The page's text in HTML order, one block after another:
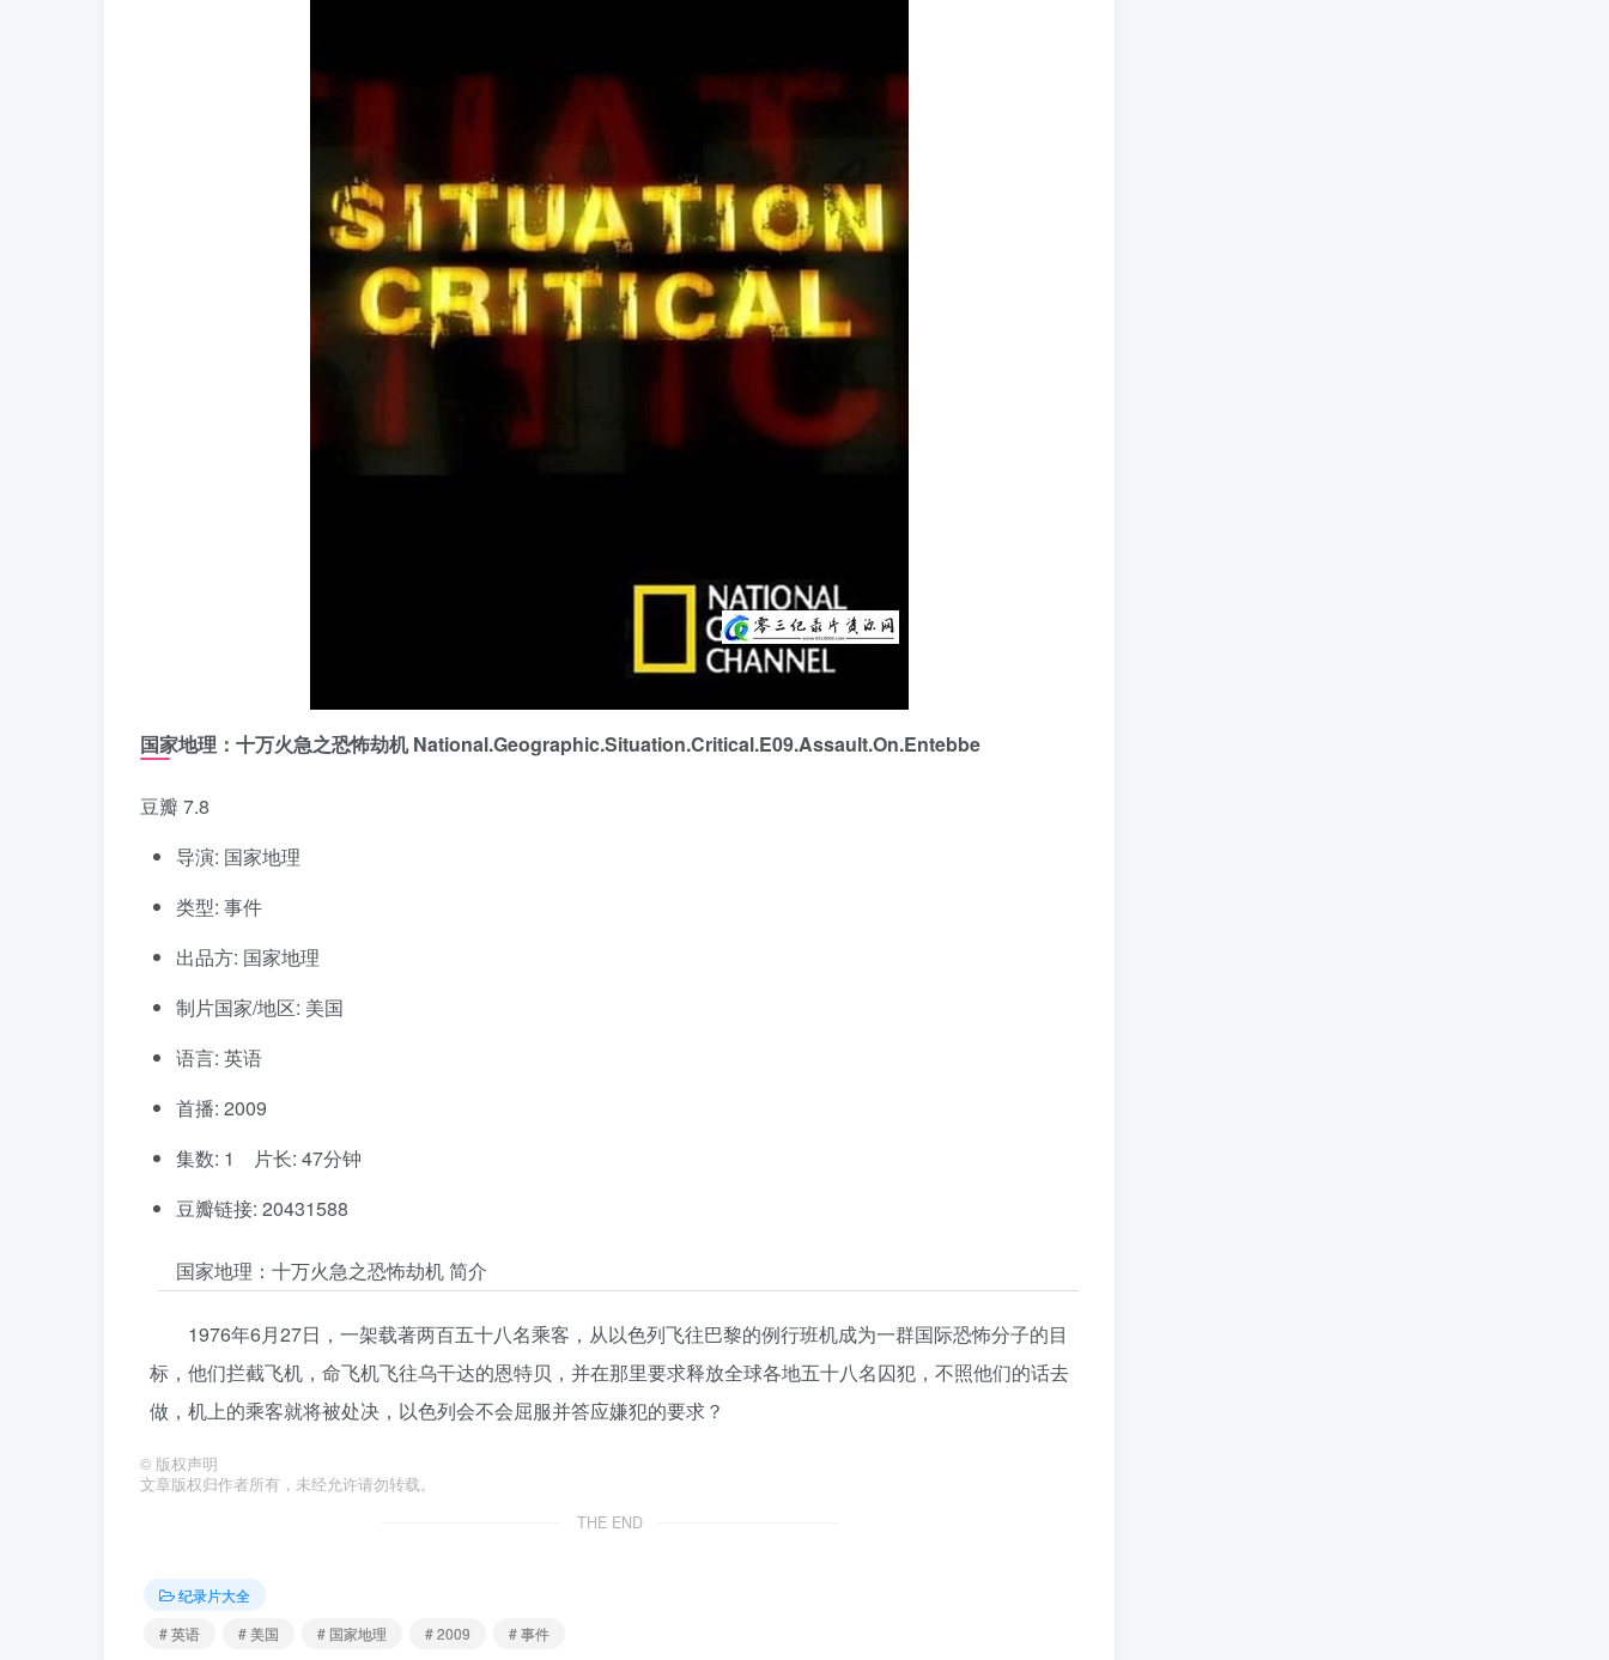
国家地理：十万火急之恐怖劫机 National.Geographic.Situation.Critical.E09.Assault.On.Entebbe
豆瓣 7.8
导演: 国家地理
类型: 事件
出品方: 国家地理
制片国家/地区: 美国
语言: 英语
首播: 2009
集数: 1 片长: 47分钟
豆瓣链接: 20431588
国家地理：十万火急之恐怖劫机 简介
1976年6月27日，一架载著两百五十八名乘客，从以色列飞往巴黎的例行班机成为一群国际恐怖分子的目
标，他们拦截飞机，命飞机飞往乌干达的恩特贝，并在那里要求释放全球各地五十八名囚犯，不照他们的话去
做，机上的乘客就将被处决，以色列会不会屈服并答应嫌犯的要求？
© 版权声明
文章版权归作者所有，未经允许请勿转载。
THE END
纪录片大全
# 英语
# 美国 # 国家地理 # 2009 # 事件